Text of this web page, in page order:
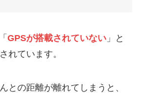
GPSが搭載されていない」と
れています。
との距離が離れてしまうと、